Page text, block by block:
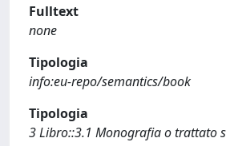
Fulltext
none
Tipologia
info:eu-repo/semantics/book
Tipologia
3 Libro::3.1 Monografia o trattato